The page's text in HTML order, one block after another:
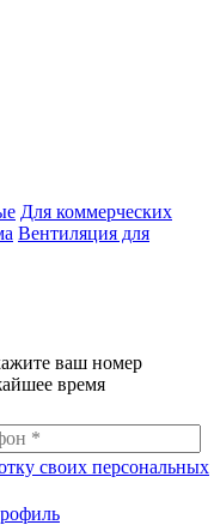
Для коммерческих
Вентиляция для
ваш номер
время
своих персональных